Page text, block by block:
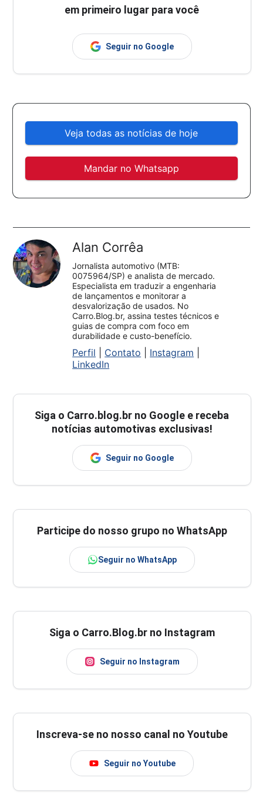
em primeiro lugar para você
Seguir no Google
Veja todas as notícias de hoje
Mandar no Whatsapp
Alan Corrêa
Jornalista automotivo (MTB:
0075964/SP) e analista de mercado.
Especialista em traduzir a engenharia
de lançamentos e monitorar a
desvalorização de usados. No
Carro.Blog.br, assina testes técnicos e
guias de compra com foco em
durabilidade e custo-benefício.
Perfil Contato Instagram
LinkedIn
Siga o Carro.blog.br no Google e receba
notícias automotivas exclusivas!
Seguir no Google
Participe do nosso grupo no WhatsApp
Seguir no WhatsApp
Siga o Carro.Blog.br no Instagram
Seguir no Instagram
Inscreva-se no nosso canal no Youtube
Seguir no Youtube